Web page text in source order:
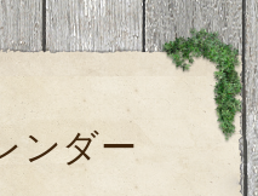
ンダー